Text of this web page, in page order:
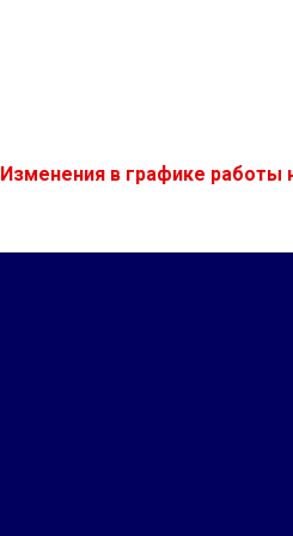
Изменения в графике работы